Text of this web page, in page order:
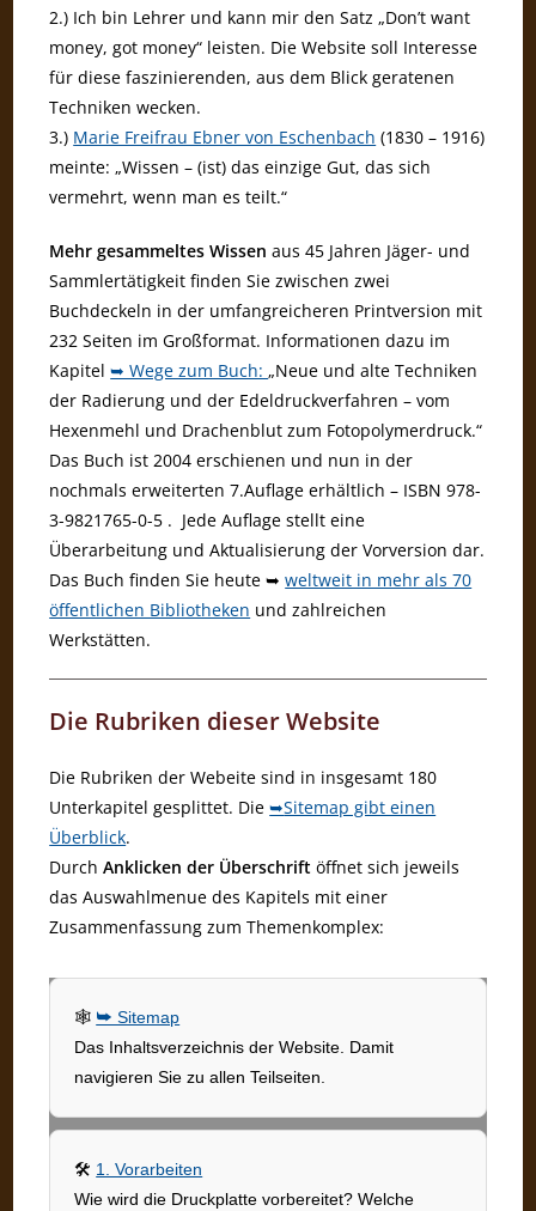
2.) Ich bin Lehrer und kann mir den Satz „Don’t want
money, got money“ leisten. Die Website soll Interesse
für diese faszinierenden, aus dem Blick geratenen
Techniken wecken.
3.) Marie Freifrau Ebner von Eschenbach (1830 – 1916)
meinte: „Wissen – (ist) das einzige Gut, das sich
vermehrt, wenn man es teilt.“
Mehr gesammeltes Wissen aus 45 Jahren Jäger- und
Sammlertätigkeit finden Sie zwischen zwei
Buchdeckeln in der umfangreicheren Printversion mit
232 Seiten im Großformat. Informationen dazu im
Kapitel➥ Wege zum Buch:„Neue und alte Techniken
der Radierung und der Edeldruckverfahren – vom
Hexenmehl und Drachenblut zum Fotopolymerdruck.“
Das Buch ist 2004 erschienen und nun in der
nochmals erweiterten 7.Auflage erhältlich – ISBN 978-
3-9821765-0-5 . Jede Auflage stellt eine
Überarbeitung und Aktualisierung der Vorversion dar.
Das Buch finden Sie heute ➥weltweit in mehr als 70
öffentlichen Bibliotheken und zahlreichen
Werkstätten.
Die Rubriken dieser Website
Die Rubriken der Webeite sind in insgesamt 180
Unterkapitel gesplittet. Die➥Sitemap gibt einen
Überblick.
DurchAnklicken der Überschrift öffnet sich jeweils
das Auswahlmenue des Kapitels mit einer
Zusammenfassung zum Themenkomplex:
🕸 ➥ Sitemap
Das Inhaltsverzeichnis der Website. Damit
navigieren Sie zu allen Teilseiten.
🛠️ 1. Vorarbeiten
Wie wird die Druckplatte vorbereitet? Welche